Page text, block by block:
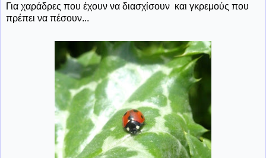
Για χαράδρες που έχουν να διασχίσουν και γκρεμούς που
πρέπει να πέσουν...